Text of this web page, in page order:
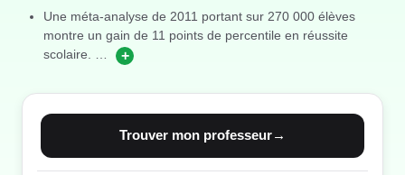
Une méta-analyse de 2011 portant sur 270 000 élèves
montre un gain de 11 points de percentile en réussite
scolaire. … +
Trouver mon professeur→